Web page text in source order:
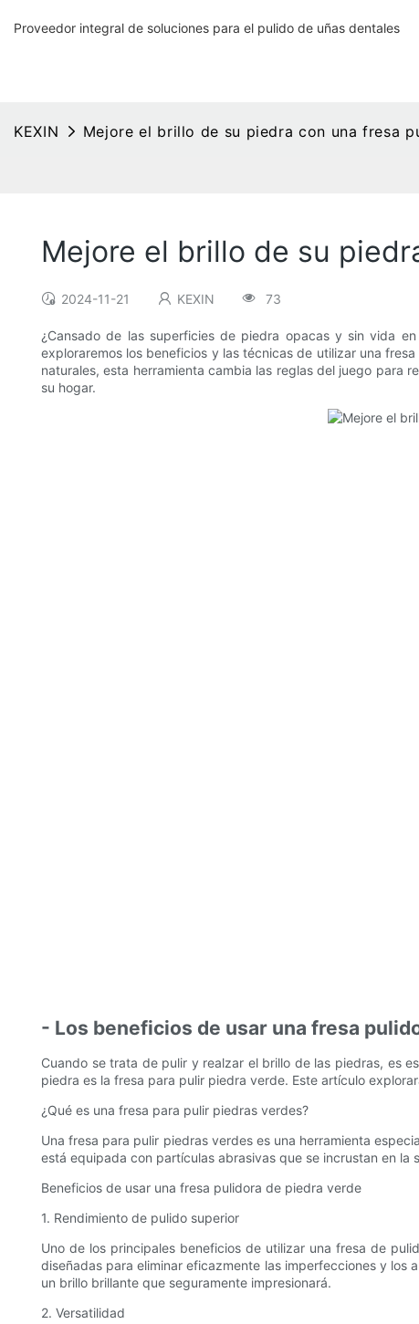
Proveedor integral de soluciones para el pulido de uñas dentales
KEXIN Mejore el brillo de su piedra con una fresa
Mejore el brillo de su
2024-11-21 KEXIN 73
¿Cansado de las superficies de piedra opacas y sin vida
exploraremos los beneficios y las técnicas de utilizar una
naturales, esta herramienta cambia las reglas del juego para
su hogar.
- Los beneficios de usar una fresa
Cuando se trata de pulir y realzar el brillo de las piedras, es
piedra es la fresa para pulir piedra verde. Este artículo
¿Qué es una fresa para pulir piedras verdes?
Una fresa para pulir piedras verdes es una herramienta
está equipada con partículas abrasivas que se incrustan en
Beneficios de usar una fresa pulidora de piedra verde
1. Rendimiento de pulido superior
Uno de los principales beneficios de utilizar una fresa de
diseñadas para eliminar eficazmente las imperfecciones y
un brillo brillante que seguramente impresionará.
2. Versatilidad